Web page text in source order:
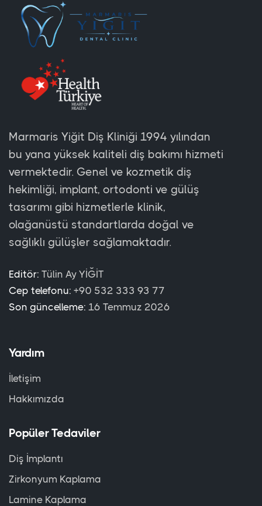
Marmaris Yiğit Diş Kliniği 1994 yılından
bu yana yüksek kaliteli diş bakımı hizmeti
vermektedir. Genel ve kozmetik diş
hekimliği, implant, ortodonti ve gülüş
tasarımı gibi hizmetlerle klinik,
olağanüstü standartlarda doğal ve
sağlıklı gülüşler sağlamaktadır.
Editör: Tülin Ay YİĞİT
Cep telefonu: ‪+90 532 333 93 77
Son güncelleme: 16 Temmuz 2026
Yardım
İletişim
Hakkımızda
Popüler Tedaviler
Diş İmplantı
Zirkonyum Kaplama
Lamine Kaplama